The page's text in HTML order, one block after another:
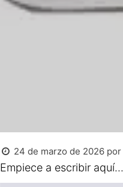
24 de marzo de 2026 por
Empiece a escribir aquí...